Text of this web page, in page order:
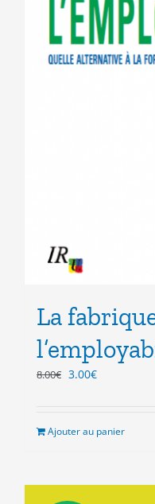
La
8.00€ Le
était :
3.00€Le
est :
Ajouter au panier